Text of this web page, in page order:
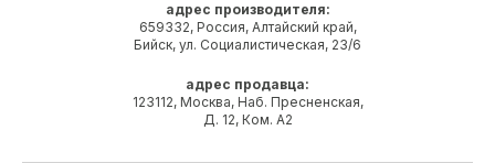
адрес производителя:
659332, Россия, Алтайский край,
Бийск, ул. Социалистическая, 23/6
адрес продавца:
123112, Москва, Наб. Пресненская,
Д. 12, Ком. А2